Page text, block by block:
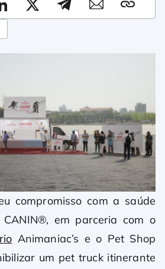
compromisso com a saúde
CANIN®, em parceria com o
Animaniac’s e o Pet Shop
um pet truck itinerante